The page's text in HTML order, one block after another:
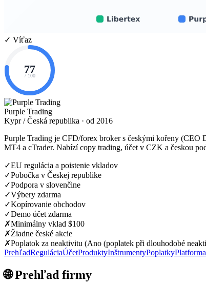
✓ Víťaz
77
/ 100
Purple Trading
Kypr / Česká republika · od 2016
Purple Trading je CFD/forex broker s českými kořeny (CEO
MT4 a cTrader. Nabízí copy trading, účet v CZK a českou
✓EU regulácia a poistenie vkladov
✓Pobočka v Českej republike
✓Podpora v slovenčine
✓Výbery zdarma
✓Kopírovanie obchodov
✓Demo účet zdarma
✗Minimálny vklad $100
✗Žiadne české akcie
✗Poplatok za neaktivitu (Ano (poplatek při dlouhodobé
PrehľadReguláciaÚčetProduktyInštrumentyPoplatkyPlatforma
🌐 Prehľad firmy